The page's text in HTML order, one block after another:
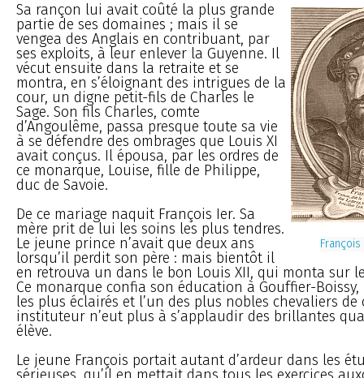
François
Sa rançon lui avait coûté la plus grande
partie de ses domaines ; mais il se
vengea des Anglais en contribuant, par
ses exploits, à leur enlever la Guyenne. Il
vécut ensuite dans la retraite et se
montra, en s’éloignant des intrigues de la
cour, un digne petit-fils de Charles le
Sage. Son fils Charles, comte
d’Angoulême, passa presque toute sa vie
à se défendre des ombrages que Louis XI
avait conçus. Il épousa, par les ordres de
ce monarque, Louise, fille de Philippe,
duc de Savoie.
De ce mariage naquit François Ier. Sa
mère prit de lui les soins les plus tendres.
Le jeune prince n’avait que deux ans
lorsqu’il perdit son père : mais bientôt il
en retrouva un dans le bon Louis XII, qui monta sur
Ce monarque confia son éducation à Gouffier-Boissy,
les plus éclairés et l’un des plus nobles chevaliers de
instituteur n’eut plus à s’applaudir des brillantes
élève.
Le jeune François portait autant d’ardeur dans les